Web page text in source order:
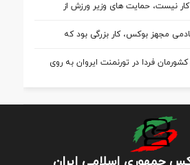
نیست، حمایت های وزیر ورزش از
شودمجهز بوکس، کار بزرگی بود که
انجام داد
فردا در تورنمنت ایروان به روی